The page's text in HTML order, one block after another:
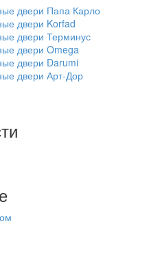
двери Папа Карло
двери Korfad
двери Терминус
двери Omega
двери Darumi
двери Арт-Дор